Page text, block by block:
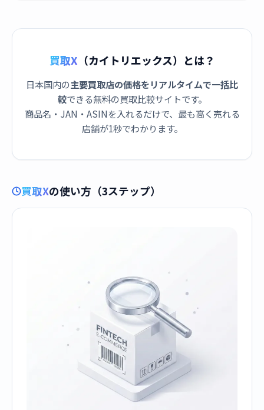
買取X （カイトリエックス）とは？
日本国内の主要買取店の価格をリアルタイムで一括比
較できる無料の買取比較サイトです。
商品名・JAN・ASINを入れるだけで、最も高く売れる
店舗が1秒でわかります。
買取Xの使い方（3ステップ）